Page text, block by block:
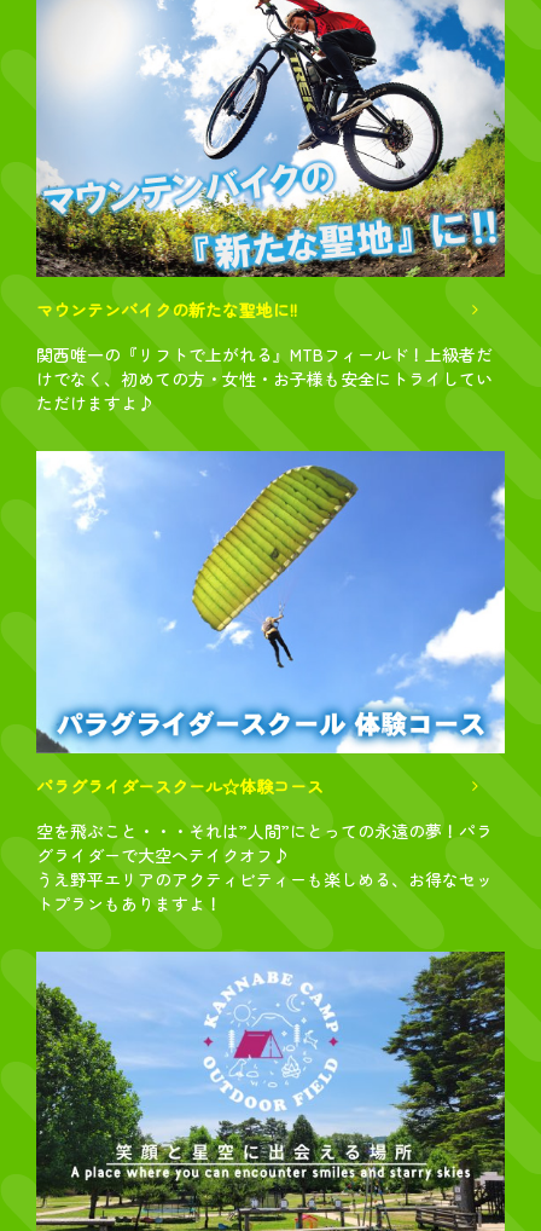
マウンテンバイクの新たな聖地に!!
関西唯一の『リフトで上がれる』MTBフィールド！上級者だ
けでなく、初めての方・女性・お子様も安全にトライしてい
ただけますよ♪
パラグライダースクール☆体験コース
空を飛ぶこと・・・それは”人間”にとっての永遠の夢！パラ
グライダーで大空へテイクオフ♪
うえ野平エリアのアクティビティーも楽しめる、お得なセッ
トプランもありますよ！